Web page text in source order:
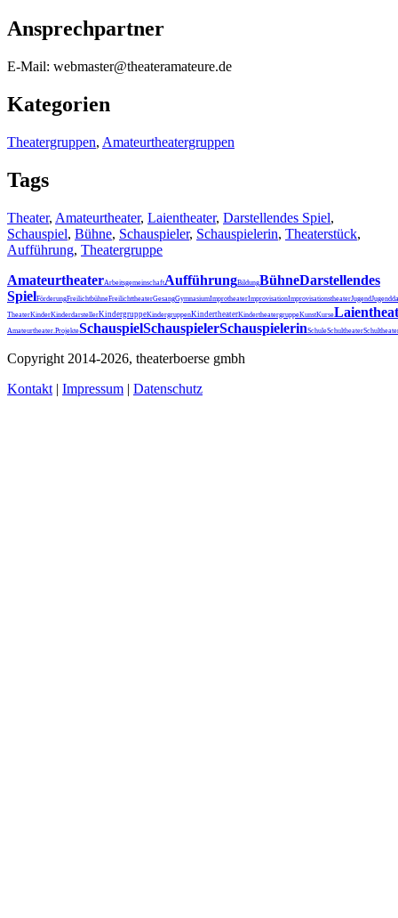
Ansprechpartner
E-Mail: webmaster@theateramateure.de
Kategorien
Theatergruppen, Amateurtheatergruppen
Tags
Theater, Amateurtheater, Laientheater, Darstellendes Spiel,
Schauspiel, Bühne, Schauspieler, Schauspielerin, Theaterstück,
Aufführung, Theatergruppe
AmateurtheaterArbeitsgemeinschaftAufführungBildungBühneDarstellendes
SpielFörderungFreilichtbühneFreilichttheaterGesangGymnasiumImprotheaterImprovisationImprovisationstheaterJugend
TheaterKinderKinderdarstellerKindergruppeKindergruppenKindertheaterKindertheatergruppeKunstKurse
Amateurtheater. ProjekteSchauspielSchauspielerSchauspielerinSchuleSchultheater
Copyright 2014-2026, theaterboerse gmbh
Kontakt | Impressum | Datenschutz